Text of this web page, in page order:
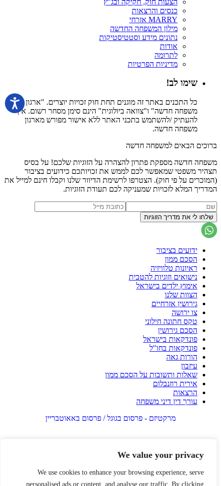
We value your privacy
We use cookies to enhance your browsing experience, serve
personalised ads or content, and analyse our traffic. By clicking
כנסים והרצאות
MARRY אזרחי
מילון המשפחה החדשה
נתונים מידע וסטטיסטיקות
אודות
לתרומה
מדיניות הפרטיות
שימו לב!
כל התכנים באתר זה מוגנים תחת חוק זכויות יוצרים. "ארגון
משפחה חדשה" ו"צוואה ביולוגית" הינם סימן מסחר רשום. אין
להעתיק /להשתמש בתכני האתר ללא אישור מפורש מארגון
משפחה חדשה.
ברוכים הבאים למשפחה חדשה
משפחה חדשה מספקת פתרון להצהרה על הזוגיות שלכם! על בסיס
תצהיר משפטי שמאפשר לכם לממש את זכויותכם כידועים בציבור
(המוכרים על פי חוק). הצטרפו לרשימת הדיוור שלנו וקבלו חינם למייל את
המדריך המלא לזכויות שמעניקה לכם תעודת הזוגיות.
ידועים בציבור
הסכם ממון
ראיונות טלוויזיה
נישואים וזוגיות להטבית
אימוץ ילדים בישראל
הצוות שלנו
גירושין אזרחיים
צו ירושה
טקס חתונה חילוני
הסכם גירושין
פונדקאות בישראל
פונדקאות בחו"ל
הורות גאה
עיזבון
שאלות ותשובות על הסכם ממון
אירית רוזנבלום
הרצאות
עורך דין דיני משפחה
מרקטיזם - פרסום בגוגל / פרסום באאוטבריין